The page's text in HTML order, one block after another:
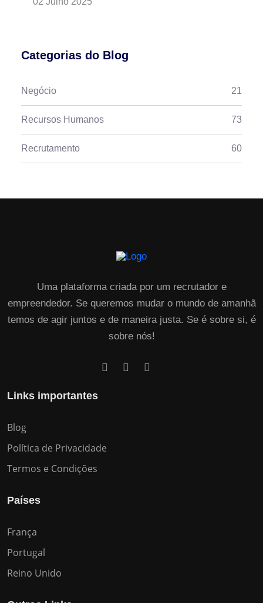
Categorias do Blog
Negócio 21
Recursos Humanos 73
Recrutamento 60
Uma plataforma criada por um recrutador e
empreendedor. Se queremos mudar o mundo de amanhã
temos de agir juntos e de maneira justa. Se é sobre si, é
sobre nós!
Links importantes
Blog
Política de Privacidade
Termos e Condições
Países
França
Portugal
Reino Unido